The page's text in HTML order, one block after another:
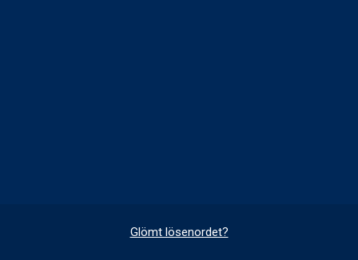
Glömt lösenordet?